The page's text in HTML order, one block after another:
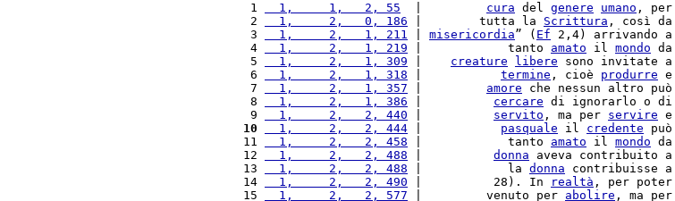
1
  1,     1,   2, 55
cura del genere umano , per
2
  1,     2,   0, 186
|        tutta la Scrittura , così da
3
  1,     2,   1, 211
misericordia” ( Ef 2,4) arrivando a
4
  1,     2,   1, 219
|            tanto amato il mondo da
5
  1,     2,   1, 309
creature libere sono invitate a
6
  1,     2,   1, 318
termine , cioè produrre e
7
  1,     2,   1, 357
amore che nessun altro può
8
  1,     2,   1, 386
cercare di ignorarlo o di
9
  1,     2,   2, 440
servito , ma per servire e
10
  1,     2,   2, 444
pasquale il credente può
11
  1,     2,   2, 458
|            tanto amato il mondo da
12
  1,     2,   2, 488
donna aveva contribuito a
13
  1,     2,   2, 488
|            la donna contribuisse a
14
  1,     2,   2, 490
|          28). In realtà , per poter
15
  1,     2,   2, 577
|         venuto per abolire , ma per